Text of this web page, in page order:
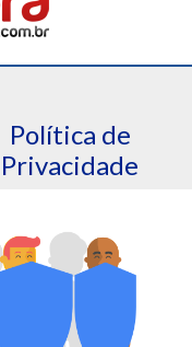
Política de
Privacidade